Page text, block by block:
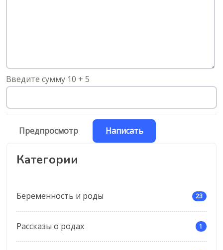
Категории
Беременность и роды 23
Рассказы о родах 1
Введите сумму 10 + 5